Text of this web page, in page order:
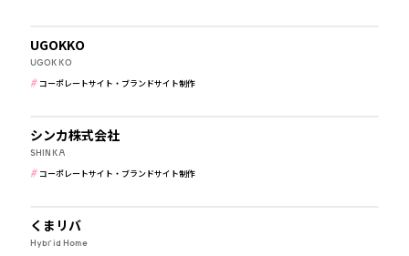
UGOKKO
UGOKKO
コーポレートサイト・ブランドサイト制作
シンカ株式会社
SHINKA
コーポレートサイト・ブランドサイト制作
くまリバ
Hybrid Home